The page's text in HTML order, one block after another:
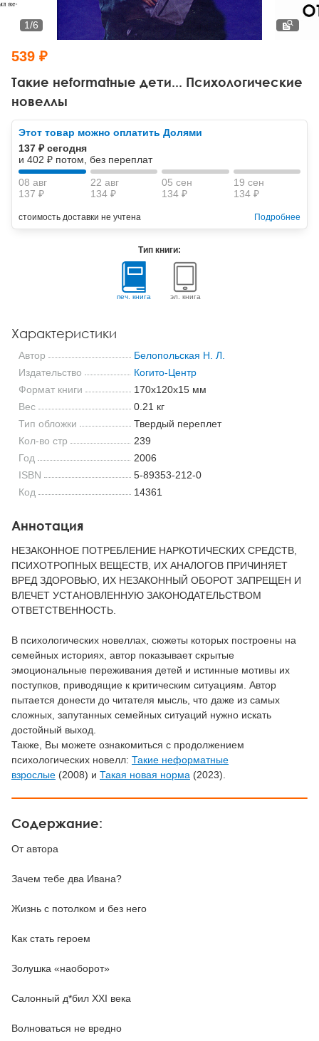
Тревожные расстройства, панические атаки
Психодрама
Другие направления психотерапии
Классический, эриксоновский гипноз и НЛП
НЛП
Психология труда и эргономика
Социальная психология
Социальная и организационная психология
Классический и юнгианский психоанализ
Такие неformatные дети... Психологические
новеллы
1/6
539 ₽
Этот товар можно оплатить Долями
137 ₽ сегодня
и 402 ₽ потом, без переплат
08 авг
137 ₽
22 авг
134 ₽
05 сен
134 ₽
19 сен
134 ₽
стоимость доставки не учтена Подробнее
Тип книги:
печ. книга эл. книга
Характеристики
Автор
Белопольская Н. Л.
Издательство
Когито-Центр
Формат книги
170x120x15 мм
Вес
0.21 кг
Тип обложки
Твердый переплет
Кол-во стр
239
Год
2006
ISBN
5-89353-212-0
Код
14361
Аннотация
НЕЗАКОННОЕ ПОТРЕБЛЕНИЕ НАРКОТИЧЕСКИХ СРЕДСТВ,
ПСИХОТРОПНЫХ ВЕЩЕСТВ, ИХ АНАЛОГОВ ПРИЧИНЯЕТ
ВРЕД ЗДОРОВЬЮ, ИХ НЕЗАКОННЫЙ ОБОРОТ ЗАПРЕЩЕН И
ВЛЕЧЕТ УСТАНОВЛЕННУЮ ЗАКОНОДАТЕЛЬСТВОМ
ОТВЕТСТВЕННОСТЬ.
В психологических новеллах, сюжеты которых построены на
семейных историях, автор показывает скрытые
эмоциональные переживания детей и истинные мотивы их
поступков, приводящие к критическим ситуациям. Автор
пытается донести до читателя мысль, что даже из самых
сложных, запутанных семейных ситуаций нужно искать
достойный выход.
Также, Вы можете ознакомиться с продолжением
психологических новелл: Такие неформатные
взрослые (2008) и Такая новая норма (2023).
Содержание:
От автора
Зачем тебе два Ивана?
Жизнь с потолком и без него
Как стать героем
Золушка «наоборот»
Салонный д*бил XXI века
Волноваться не вредно